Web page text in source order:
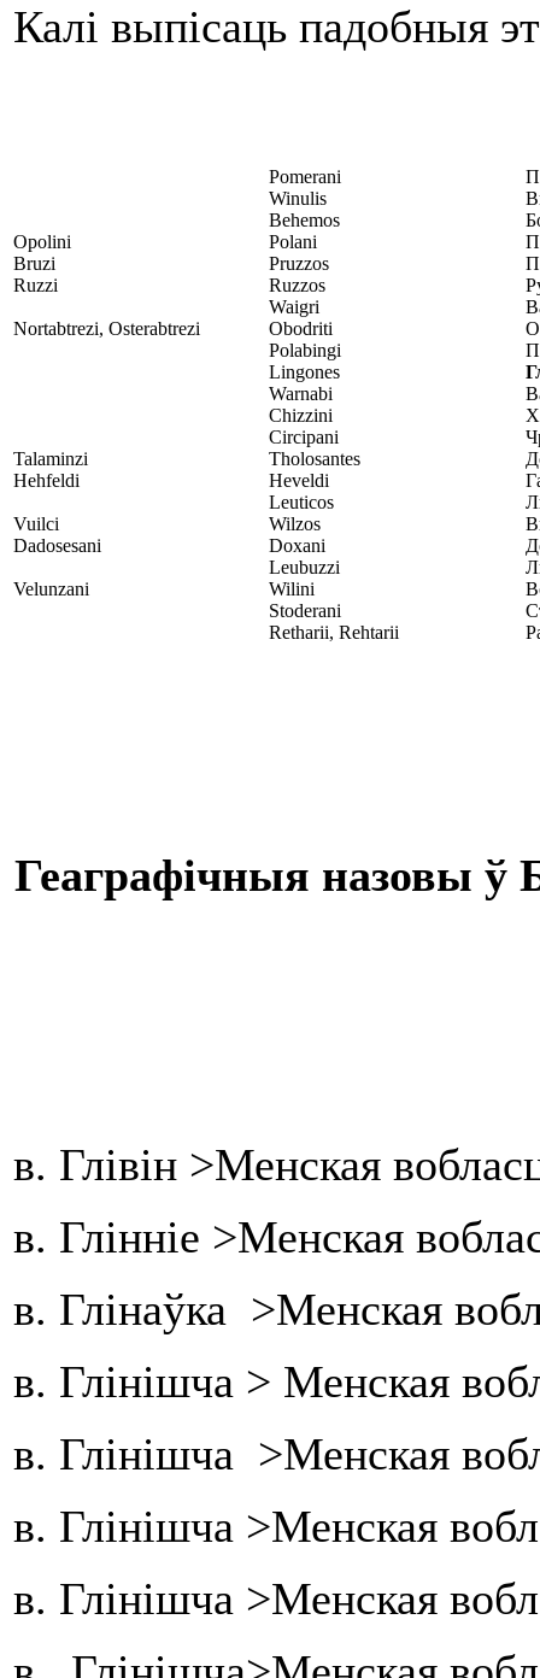
Калі выпісаць падобныя
Pomerani
Winulis
Behemos
Opolini
Polani
Bruzi
Pruzzos
Ruzzi
Ruzzos
Waigri
Nortabtrezi, Osterabtrezi
Obodriti
Polabingi
Lingones
Warnabi
Chizzini
Circipani
Talaminzi
Tholosantes
Hehfeldi
Heveldi
Leuticos
Vuilci
Wilzos
Dadosesani
Doxani
Leubuzzi
Velunzani
Wilini
Stoderani
Retharii, Rehtarii
Геаграфічныя назовы ў
в. Глівін >Менская
в. Глінніе >Менская
в. Глінаўка >Менская
в. Глінішча > Менская
в. Глінішча >Менская
в. Глінішча >Менская
в. Глінішча >Менская